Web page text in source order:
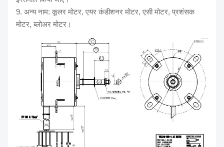
9. अन्य नाम: कूलर मोटर, एयर कंडीशनर मोटर, एसी मोटर, प्रशंसक
मोटर, ब्लोअर मोटर।